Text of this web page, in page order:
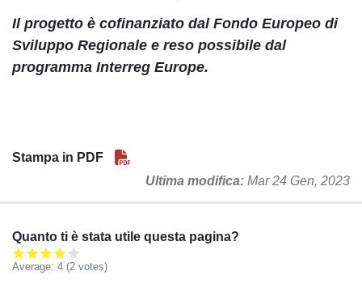
Il progetto è cofinanziato dal Fondo Europeo di
Sviluppo Regionale e reso possibile dal
programma Interreg Europe.
Stampa in PDF
Ultima modifica Mar 24 Gen, 2023
Quanto ti è stata utile questa pagina?
Average: 4 (2 votes)